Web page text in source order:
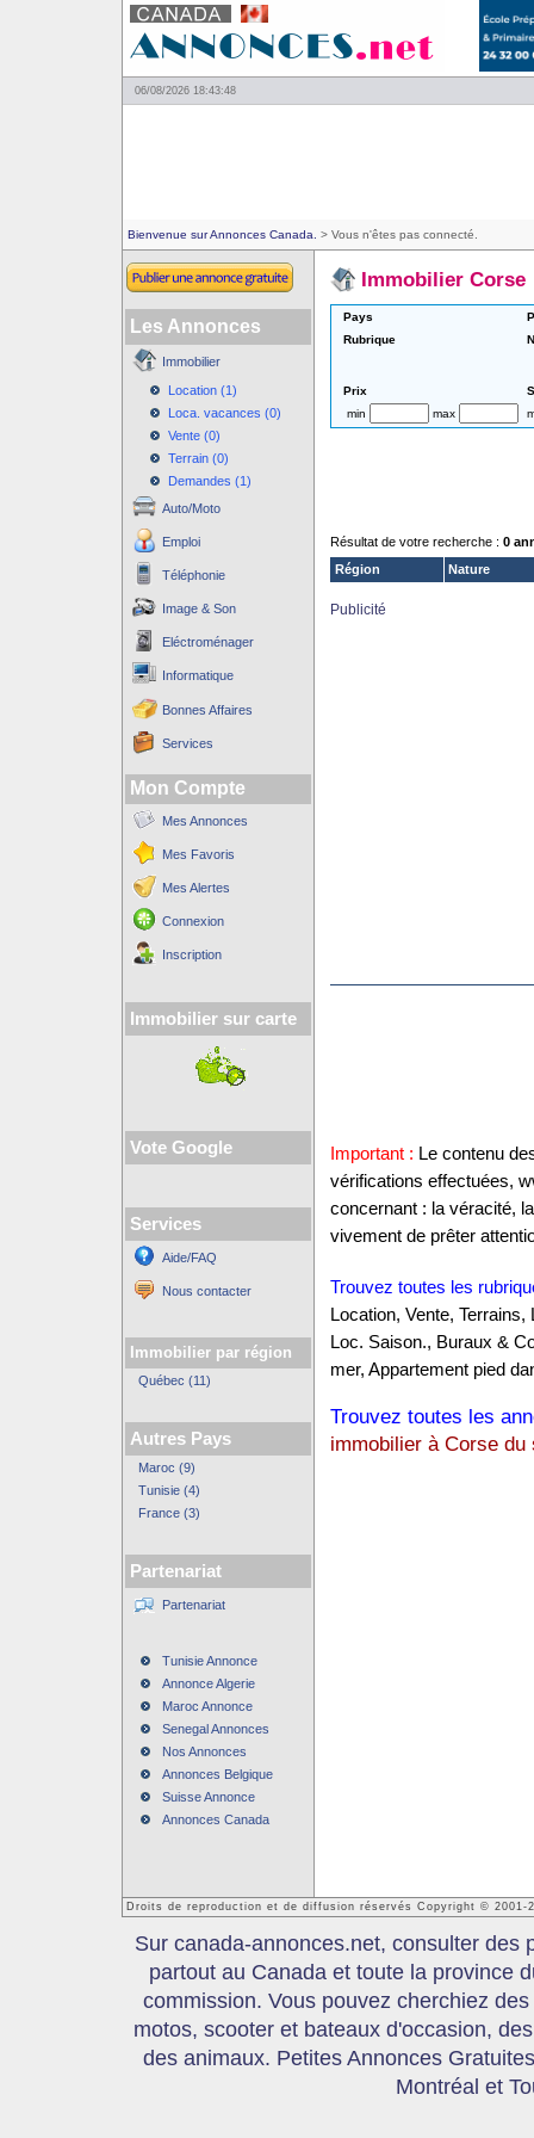
06/08/2026 18:43:48
Bienvenue sur Annonces Canada. > Vous n'êtes pas connecté.
Les Annonces
Immobilier
Location (1)
Loca. vacances (0)
Vente (0)
Terrain (0)
Demandes (1)
Auto/Moto
Emploi
Téléphonie
Image & Son
Eléctroménager
Informatique
Bonnes Affaires
Services
Mon Compte
Mes Annonces
Mes Favoris
Mes Alertes
Connexion
Inscription
Immobilier sur carte
Vote Google
Services
Aide/FAQ
Nous contacter
Immobilier par région
Québec (11)
Autres Pays
Maroc (9)
Tunisie (4)
France (3)
Partenariat
Partenariat
Tunisie Annonce
Annonce Algerie
Maroc Annonce
Senegal Annonces
Nos Annonces
Annonces Belgique
Suisse Annonce
Annonces Canada
Immobilier Corse
Pays
Rubrique
Prix
min
max
Résultat de votre recherche : 0
Région
Nature
Publicité
Important : Le contenu
vérifications effectuées,
concernant : la véracité,
vivement de prêter
Trouvez toutes les
Location, Vente,
Loc. Saison., Buraux &
mer, Appartement pied
Trouvez toutes les
immobilier à Corse du
Droits de reproduction et de diffusion réservés Copyright © 2001-
Sur canada-annonces.net, consulter des
partout au Canada et toute la province
commission. Vous pouvez cherchiez
motos, scooter et bateaux d'occasion,
des animaux. Petites Annonces
Montréal et